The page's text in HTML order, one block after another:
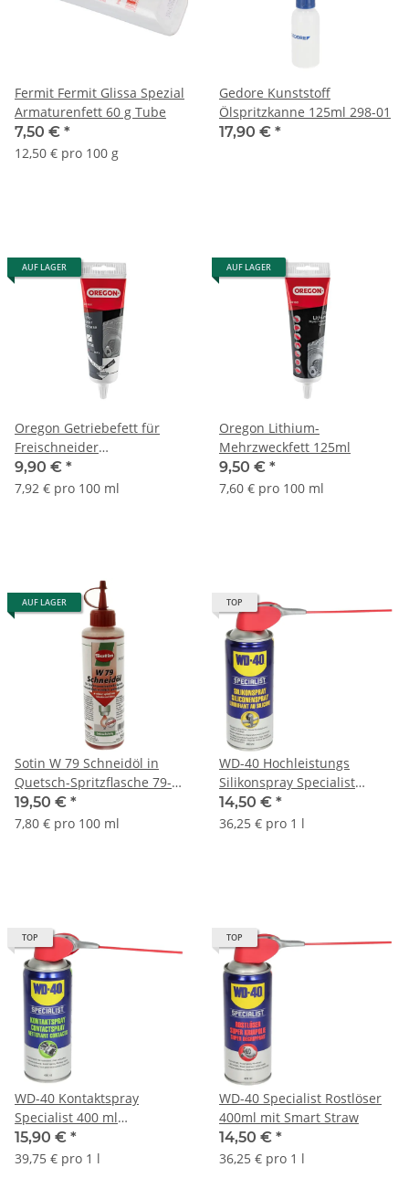
Fermit Fermit Glissa Spezial
Armaturenfett 60 g Tube
7,50 € *
12,50 € pro 100 g
Gedore Kunststoff
Ölspritzkanne 125ml 298-01
17,90 € *
AUF LAGER
Oregon Getriebefett für
Freischneider
Winkelgetriebe 125ml
9,90 € *
7,92 € pro 100 ml
AUF LAGER
Oregon Lithium-
Mehrzweckfett 125ml
9,50 € *
7,60 € pro 100 ml
AUF LAGER
Sotin W 79 Schneidöl in
Quetsch-Spritzflasche 79-
025 250ml
19,50 € *
7,80 € pro 100 ml
TOP
WD-40 Hochleistungs
Silikonspray Specialist
Smart Straw Sprühdose
14,50 € *
36,25 € pro 1 l
TOP
WD-40 Kontaktspray
Specialist 400 ml
SmartStraw Sprühdose
15,90 € *
39,75 € pro 1 l
TOP
WD-40 Specialist Rostlöser
400ml mit Smart Straw
14,50 € *
36,25 € pro 1 l